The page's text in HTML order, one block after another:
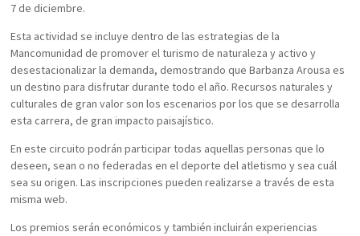
7 de diciembre.
Esta actividad se incluye dentro de las estrategias de la
Mancomunidad de promover el turismo de naturaleza y activo y
desestacionalizar la demanda, demostrando que Barbanza Arousa es
un destino para disfrutar durante todo el año. Recursos naturales y
culturales de gran valor son los escenarios por los que se desarrolla
esta carrera, de gran impacto paisajístico.
En este circuito podrán participar todas aquellas personas que lo
deseen, sean o no federadas en el deporte del atletismo y sea cuál
sea su origen. Las inscripciones pueden realizarse a través de esta
misma web.
Los premios serán económicos y también incluirán experiencias